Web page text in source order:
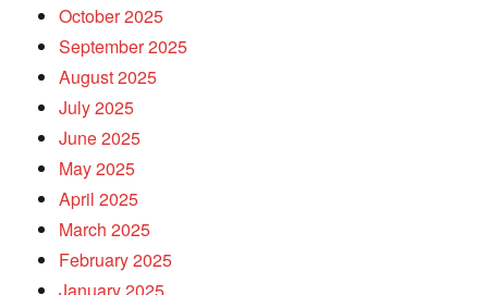
October 2025
September 2025
August 2025
July 2025
June 2025
May 2025
April 2025
March 2025
February 2025